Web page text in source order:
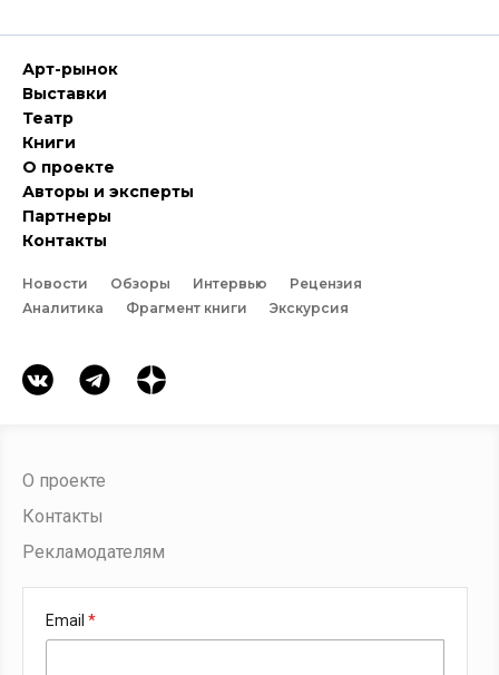
Арт-рынок
Выставки
Театр
Книги
О проекте
Авторы и эксперты
Партнеры
Контакты
Новости Обзоры Интервью
Рецензия
Аналитика
Фрагмент книги Экскурсия
О проекте
Контакты
Рекламодателям
Email